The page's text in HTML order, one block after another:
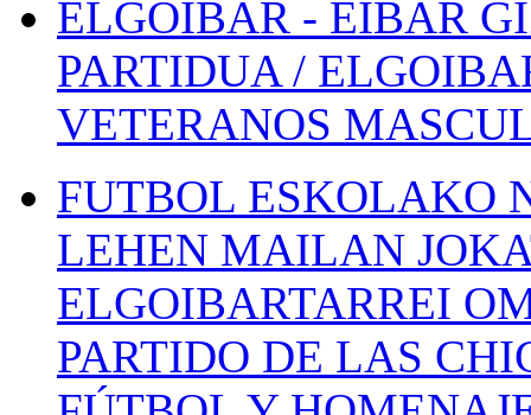
ELGOIBAR - EIBAR
PARTIDUA /
VETERANOS
FUTBOL ESKOLAKO
LEHEN MAILAN
ELGOIBARTARREI
PARTIDO DE LAS